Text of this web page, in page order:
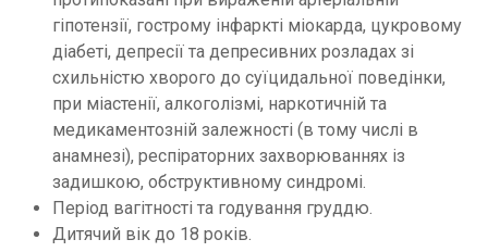
гіпотензії, гострому інфаркті міокарда, цукровому
діабеті, депресії та депресивних розладах зі
схильністю хворого до суїцидальної поведінки,
при міастенії, алкоголізмі, наркотичній та
медикаментозній залежності (в тому числі в
анамнезі), респіраторних захворюваннях із
задишкою, обструктивному синдромі.
Період вагітності та годування груддю.
Дитячий вік до 18 років.